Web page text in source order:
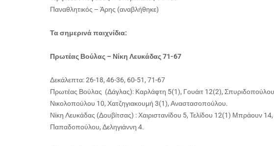
Παναθλητικός – Άρης (αναβλήθηκε)
Τα σημερινά παιχνίδια:
Πρωτέας Βούλας – Νίκη Λευκάδας 71-67
Δεκάλεπτα: 26-18, 46-36, 60-51, 71-67
Πρωτέας Βούλας (Δάγλας): Καρλάφτη 5(1), Γουάιτ 12(2),
Νικολοπούλου 10, Χατζηγιακουμή 3(1), Αναστασοπούλου.
Νίκη Λευκάδας (Δουβίτσας) : Χαιριστανίδου 5, Τελίδου 12(1) Μπράουν
Παπαδοπούλου, Δεληγιάννη 4.